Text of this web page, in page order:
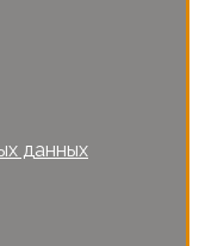
данных